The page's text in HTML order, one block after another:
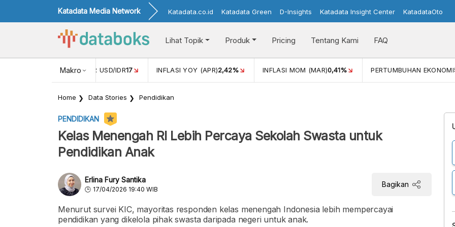
Katadata Media Network Katadata.co.id Katadata Green D-Insights Katadata Insight Center KatadataOto
Lihat Topik Produk Pricing Tentang Kami FAQ
Makro
NILAI TUKAR USD/IDR17 INFLASI YOY (APR)2,42% INFLASI MOM (MAR)0,41% PERTUMBUHAN EKONOMI
Home Data Stories Pendidikan
PENDIDIKAN
Kelas Menengah RI Lebih Percaya Sekolah Swasta untuk
Pendidikan Anak
Erlina Fury Santika
17/04/2026 19:40 WIB
Bagikan
Menurut survei KIC, mayoritas responden kelas menengah Indonesia lebih mempercayai
pendidikan yang dikelola pihak swasta daripada negeri untuk anak.